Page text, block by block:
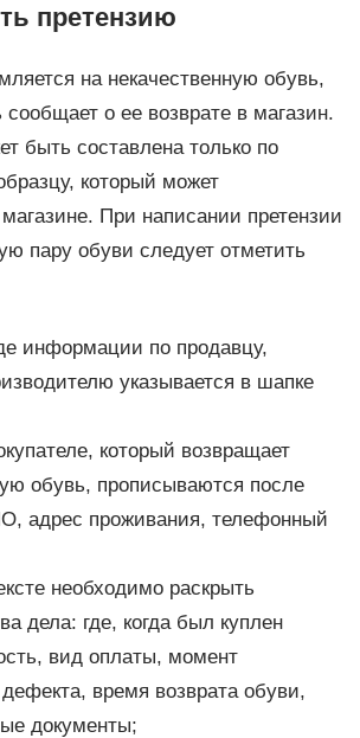
претензию
на некачественную обувь,
сообщает о ее возврате в магазин.
быть составлена только по
который может
магазине. При написании претензии
пару обуви следует отметить
информации по продавцу,
указывается в шапке
который возвращает
обувь, прописываются после
адрес проживания, телефонный
необходимо раскрыть
дела: где, когда был куплен
вид оплаты, момент
время возврата обуви,
документы;